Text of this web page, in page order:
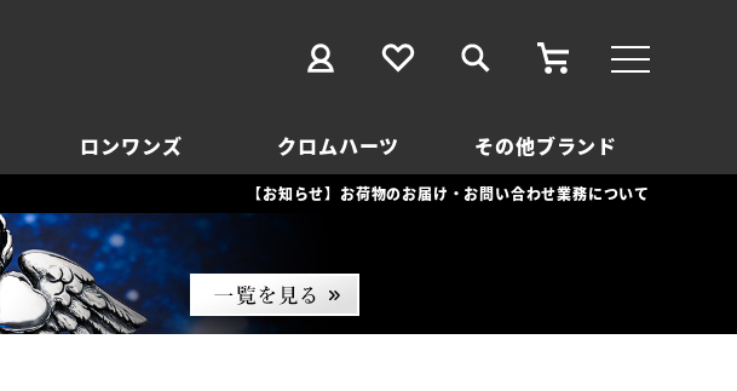
ロンワンズ クロムハーツ その他ブランド
【お知らせ】お荷物のお届け・お問い合わせ業務について